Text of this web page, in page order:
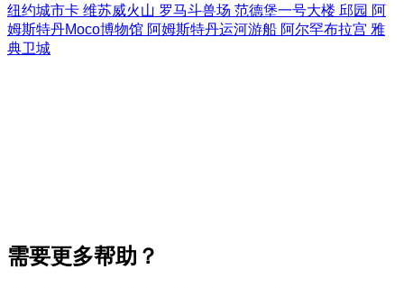
纽约城市卡 维苏威火山 罗马斗兽场 范德堡一号大楼 邱园 阿
姆斯特丹Moco博物馆 阿姆斯特丹运河游船 阿尔罕布拉宫 雅
典卫城
需要更多帮助？